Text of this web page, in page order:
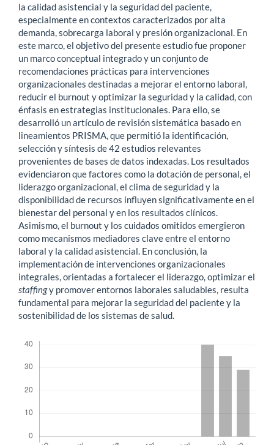
la calidad asistencial y la seguridad del paciente,
especialmente en contextos caracterizados por alta
demanda, sobrecarga laboral y presión organizacional. En
este marco, el objetivo del presente estudio fue proponer
un marco conceptual integrado y un conjunto de
recomendaciones prácticas para intervenciones
organizacionales destinadas a mejorar el entorno laboral,
reducir el burnout y optimizar la seguridad y la calidad, con
énfasis en estrategias institucionales. Para ello, se
desarrolló un artículo de revisión sistemática basado en
lineamientos PRISMA, que permitió la identificación,
selección y síntesis de 42 estudios relevantes
provenientes de bases de datos indexadas. Los resultados
evidenciaron que factores como la dotación de personal, el
liderazgo organizacional, el clima de seguridad y la
disponibilidad de recursos influyen significativamente en el
bienestar del personal y en los resultados clínicos.
Asimismo, el burnout y los cuidados omitidos emergieron
como mecanismos mediadores clave entre el entorno
laboral y la calidad asistencial. En conclusión, la
implementación de intervenciones organizacionales
integrales, orientadas a fortalecer el liderazgo, optimizar el
staffingy promover entornos laborales saludables, resulta
fundamental para mejorar la seguridad del paciente y la
sostenibilidad de los sistemas de salud.